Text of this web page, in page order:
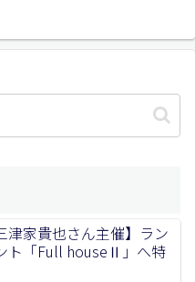
津家貴也さん主催】ラン
ト「Full houseⅡ」へ特